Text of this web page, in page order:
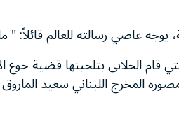
يوجه عاصي رسالته للعالم
قام الحلانى بتلحينها قضية
المخرج اللبناني سعيد الماروق